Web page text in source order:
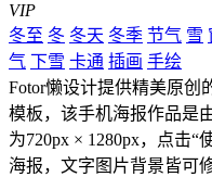
VIP
冬至 冬 冬天 冬季 节气 雪
气 下雪 卡通 插画 手绘
Fotor懒设计提供精美原创
模板，该手机海报作品是
为720px × 1280px，点击
海报，文字图片背景皆可